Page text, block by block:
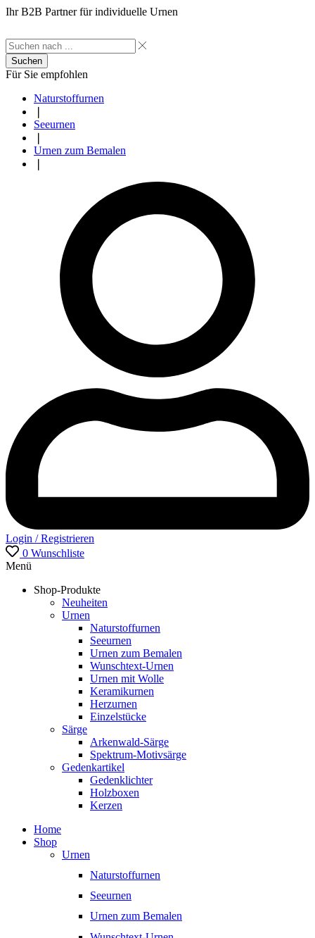
Ihr B2B Partner für individuelle Urnen
Suchen
Für Sie empfohlen
Naturstoffurnen
Seeurnen
Urnen zum Bemalen
Login / Registrieren
0 Wunschliste
Menü
Shop-Produkte
Neuheiten
Urnen
Naturstoffurnen
Seeurnen
Urnen zum Bemalen
Wunschtext-Urnen
Urnen mit Wolle
Keramikurnen
Herzurnen
Einzelstücke
Särge
Arkenwald-Särge
Spektrum-Motivsärge
Gedenkartikel
Gedenklichter
Holzboxen
Kerzen
Home
Shop
Urnen
Naturstoffurnen
Seeurnen
Urnen zum Bemalen